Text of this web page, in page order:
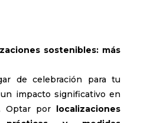
sostenibles: más
de celebración para tu
impacto significativo en
Optar por localizaciones